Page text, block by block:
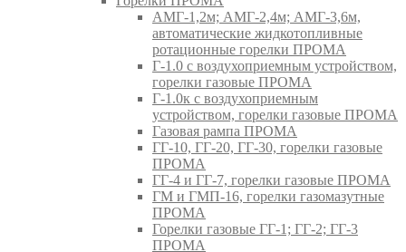
АМГ-1,2м; АМГ-2,4м; АМГ-3,6м,
автоматические жидкотопливные
ротационные горелки ПРОМА
Г-1.0 с воздухоприемным устройством,
горелки газовые ПРОМА
Г-1.0к с воздухоприемным
устройством, горелки газовые ПРОМА
Газовая рампа ПРОМА
ГГ-10, ГГ-20, ГГ-30, горелки газовые
ПРОМА
ГГ-4 и ГГ-7, горелки газовые ПРОМА
ГМ и ГМП-16, горелки газомазутные
ПРОМА
Горелки газовые ГГ-1; ГГ-2; ГГ-3
ПРОМА